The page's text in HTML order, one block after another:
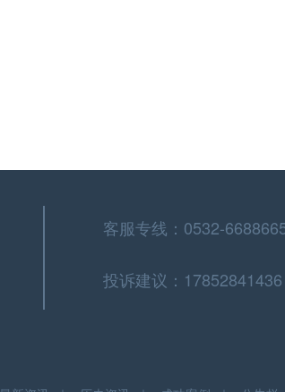
客服专线：0532-
投诉建议：17852841436